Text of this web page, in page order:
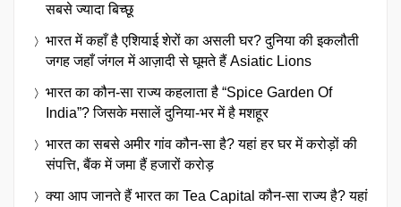
सबसे ज्यादा बिच्छू
भारत में कहाँ है एशियाई शेरों का असली घर? दुनिया की इकलौती
जगह जहाँ जंगल में आज़ादी से घूमते हैं Asiatic Lions
भारत का कौन-सा राज्य कहलाता है “Spice Garden Of
India”? जिसके मसालें दुनिया-भर में है मशहूर
भारत का सबसे अमीर गांव कौन-सा है? यहां हर घर में करोड़ों की
संपत्ति, बैंक में जमा हैं हजारों करोड़
क्या आप जानते हैं भारत का Tea Capital कौन-सा राज्य है? यहां